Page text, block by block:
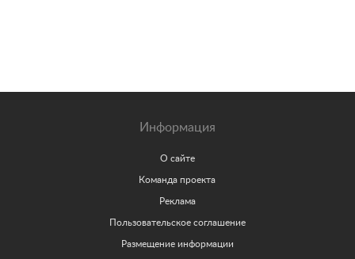
Информация
О сайте
Команда проекта
Реклама
Пользовательское соглашение
Размещение информации